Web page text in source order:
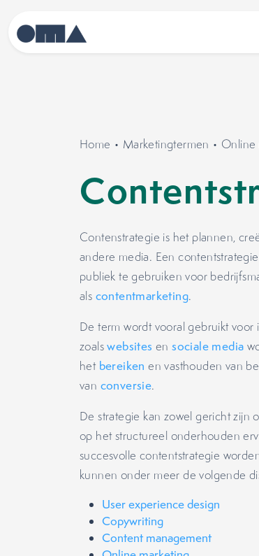
Home • Marketingtermen • Online
Contenstrategie is het plannen,
andere media. Een
publiek te gebruiken voor
als contentmarketing.
De term wordt vooral gebruikt
zoalswebsites ensociale media
het bereiken en vasthouden van
van conversie.
De strategie kan zowel gericht zijn
op het structureel onderhouden
succesvolle contentstrategie
kunnen onder meer de volgende
User experience design
Copywriting
Content management